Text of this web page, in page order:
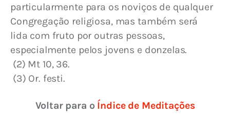
particularmente para os noviços de qualquer
Congregação religiosa, mas também será
lida com fruto por outras pessoas,
especialmente pelos jovens e donzelas.
(2) Mt 10, 36.
(3) Or. festi.
Voltar para o Índice de Meditações